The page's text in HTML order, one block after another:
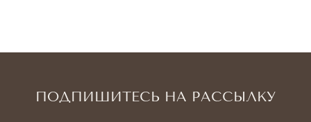
ПОДПИШИТЕСЬ НА РАССЫЛКУ